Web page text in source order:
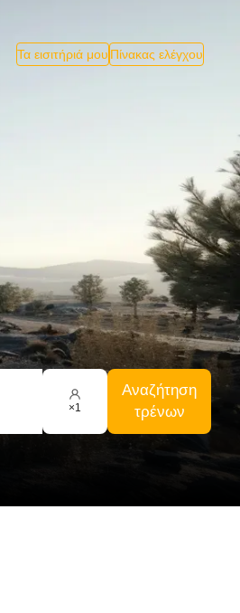
Τα εισιτήριά μου Πίνακας ελέγχου
×1
Αναζήτηση
τρένων